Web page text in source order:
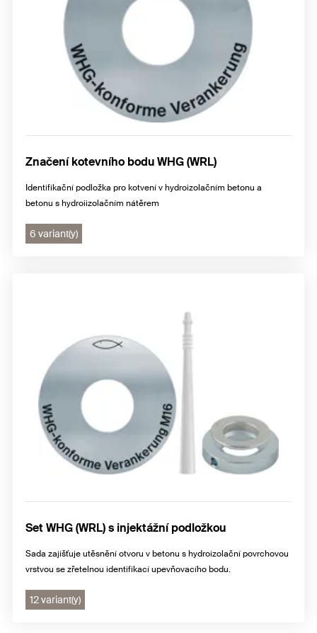
Značení kotevního bodu WHG (WRL)
Identifikační podložka pro kotvení v hydroizolačním betonu a
betonu s hydroiizolačním nátěrem
6 variant(y)
Set WHG (WRL) s injektážní podložkou
Sada zajišťuje utěsnění otvoru v betonu s hydroizolační povrchovou
vrstvou se zřetelnou identifikací upevňovacího bodu.
12 variant(y)